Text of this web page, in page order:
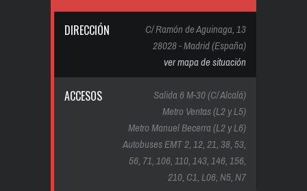
DIRECCIÓN
C/ Ramón de Aguinaga, 13
28028 - Madrid (España)
ver mapa de situación
ACCESOS
Salida 6 M-30 (C/ Alcalá)
Metro Ventas (L2 y L5)
Metro Manuel Becerra (L2 y L6)
Autobuses EMT 2, 12, 21, 38, 53,
56, 71, 106, 110, 143, 146, 156,
210, C1, L06, N5, N7